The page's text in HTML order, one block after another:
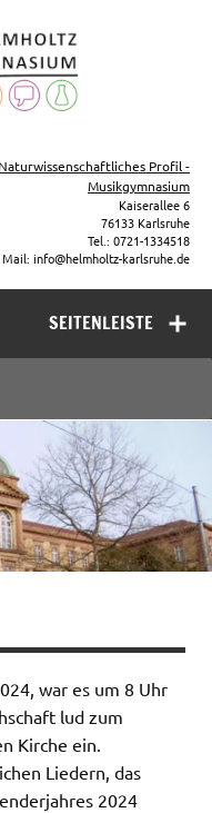
Profil -
Musikgymnasium
Kaiserallee 6
76133 Karlsruhe
Tel.: 0721-1334518
Mail: info@helmholtz-karlsruhe.de
SEITENLEISTE
war es um 8 Uhr
lud zum
Kirche ein.
Liedern, das
2024